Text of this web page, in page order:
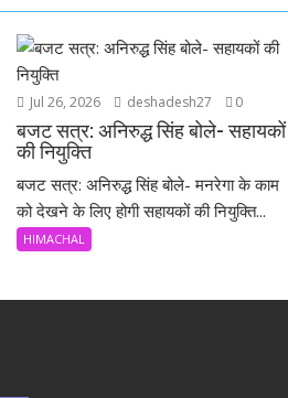
Jul 26, 2026 deshadesh27 0
बजट सत्र: अनिरुद्ध सिंह बोले- सहायकों
की नियुक्ति
बजट सत्र: अनिरुद्ध सिंह बोले- मनरेगा के काम
को देखने के लिए होगी सहायकों की नियुक्ति...
HIMACHAL